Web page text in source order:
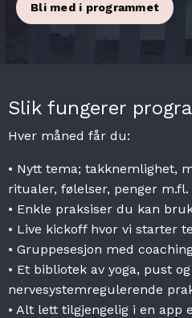
Bli med i programmet
Slik fungerer
Hver måned får du:
• Nytt tema; takknemlighet,
ritualer, følelser, penger m.fl.
• Enkle praksiser du kan
• Live kickoff hvor vi starter
• Gruppesesjon med
• Et bibliotek av yoga, pust
nervesystemregulerende
• Alt lett tilgjengelig i en app